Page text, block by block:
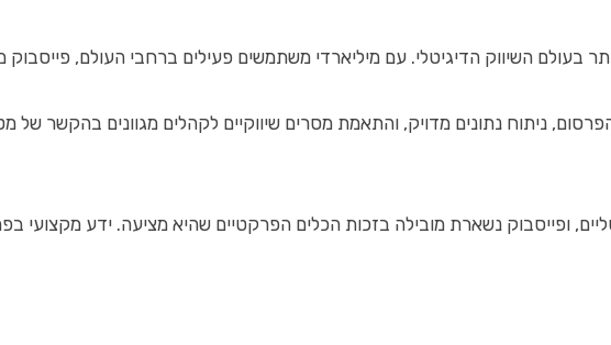
בעולם השיווק הדיגיטלי. עם מיליארדי משתמשים פעילים ברחבי העולם,
ניתוח נתונים מדויק, והתאמת מסרים שיווקיים לקהלים מגוונים בהקשר של
ופייסבוק נשארת מובילה בזכות הכלים הפרקטיים שהיא מציעה. ידע